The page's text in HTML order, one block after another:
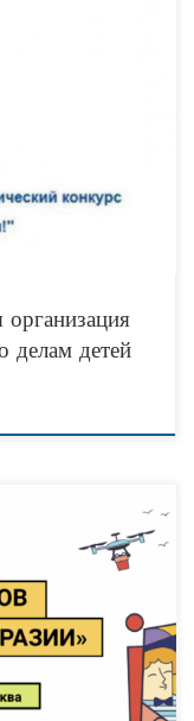
внутренних дел
по делам
последствий
делам детей
Форум лидеров «Живые
передовыми
Форум собирает